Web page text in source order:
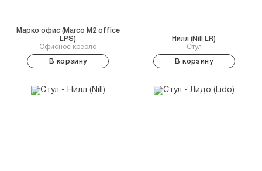
Офисное кресло
Марко офис (Marco M2 office
LPS)
В корзину
Стул
Нилл (Nill LR)
В корзину